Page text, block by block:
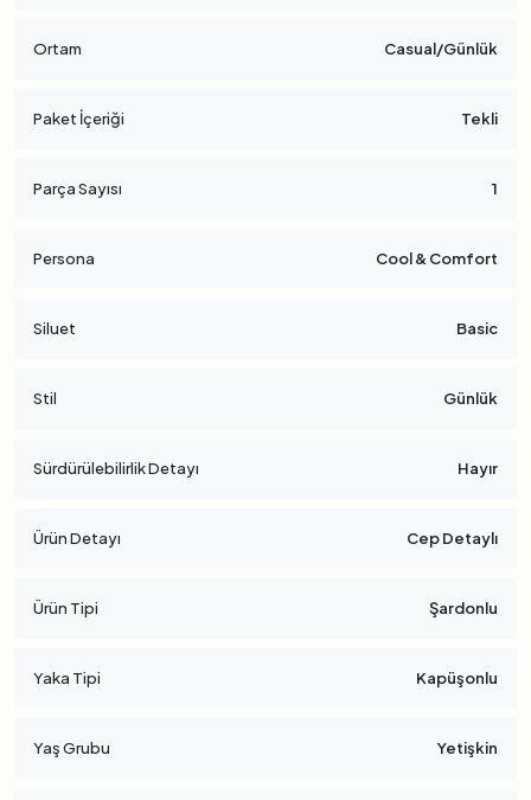
Ortam Casual/Günlük
Paket İçeriği Tekli
Parça Sayısı 1
Persona Cool & Comfort
Siluet Basic
Stil Günlük
Sürdürülebilirlik Detayı Hayır
Ürün Detayı Cep Detaylı
Ürün Tipi Şardonlu
Yaka Tipi Kapüşonlu
Yaş Grubu Yetişkin